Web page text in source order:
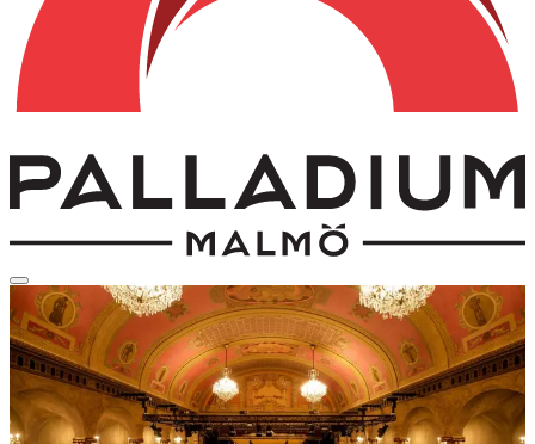
Round TourAll ages Sold Out
Guidad rundtur på
Palladium, Malmö